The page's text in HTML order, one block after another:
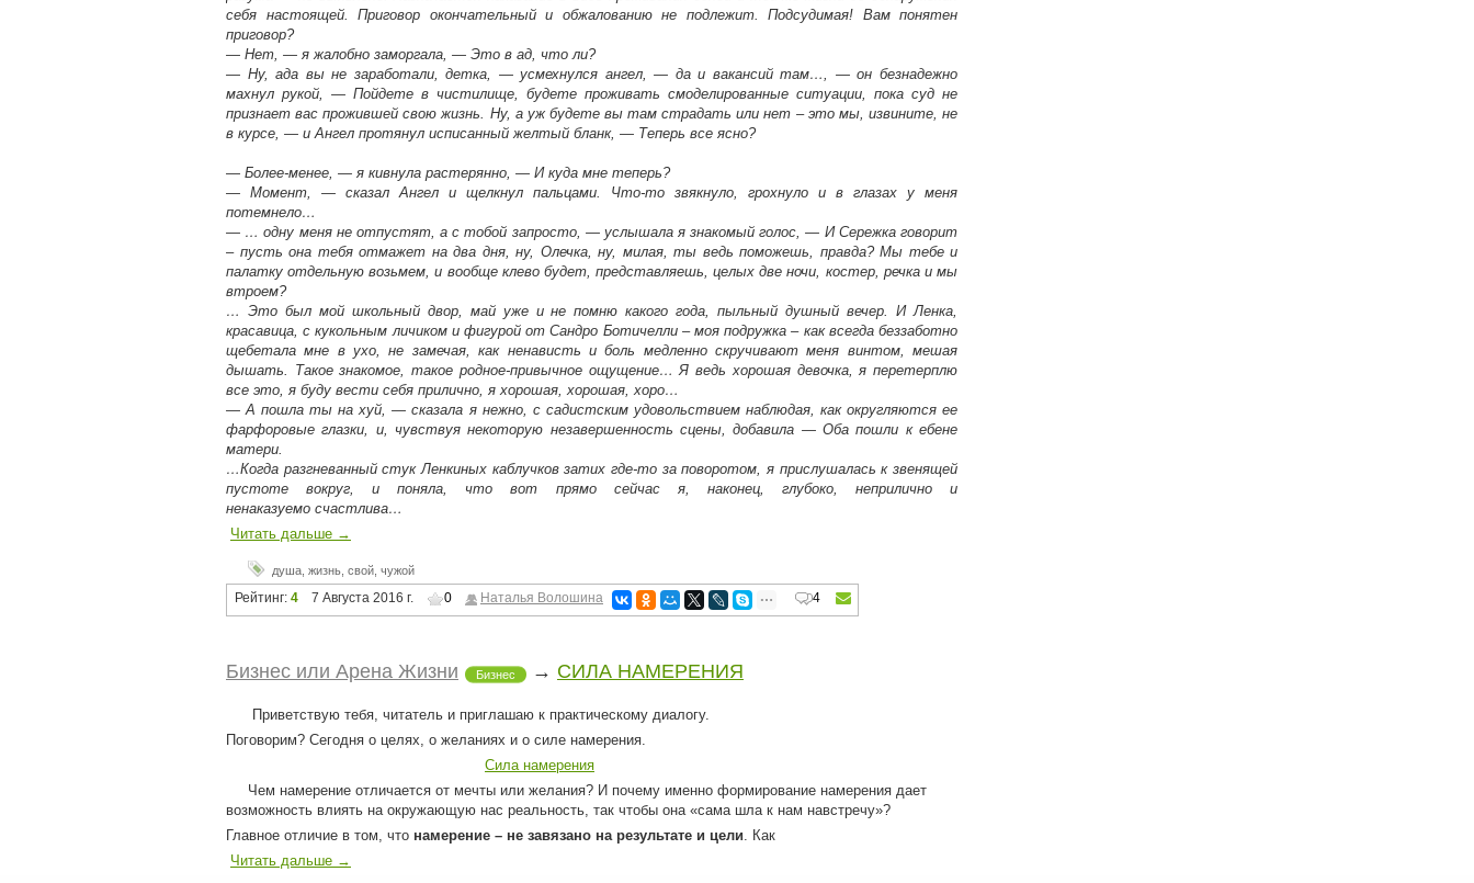
себя настоящей. Приговор окончательный и обжалованию не подлежит. Подсудимая! Вам понятен
приговор?
— Нет, — я жалобно заморгала, — Это в ад, что ли?
— Ну, ада вы не заработали, детка, — усмехнулся ангел, — да и вакансий там…, — он безнадежно
махнул рукой, — Пойдете в чистилище, будете проживать смоделированные ситуации, пока суд не
признает вас прожившей свою жизнь. Ну, а уж будете вы там страдать или нет – это мы, извините, не
в курсе, — и Ангел протянул исписанный желтый бланк, — Теперь все ясно?
— Более-менее, — я кивнула растерянно, — И куда мне теперь?
— Момент, — сказал Ангел и щелкнул пальцами. Что-то звякнуло, грохнуло и в глазах у меня
потемнело…
— … одну меня не отпустят, а с тобой запросто, — услышала я знакомый голос, — И Сережка говорит
– пусть она тебя отмажет на два дня, ну, Олечка, ну, милая, ты ведь поможешь, правда? Мы тебе и
палатку отдельную возьмем, и вообще клево будет, представляешь, целых две ночи, костер, речка и мы
втроем?
… Это был мой школьный двор, май уже и не помню какого года, пыльный душный вечер. И Ленка,
красавица, с кукольным личиком и фигурой от Сандро Ботичелли – моя подружка – как всегда беззаботно
щебетала мне в ухо, не замечая, как ненависть и боль медленно скручивают меня винтом, мешая
дышать. Такое знакомое, такое родное-привычное ощущение… Я ведь хорошая девочка, я перетерплю
все это, я буду вести себя прилично, я хорошая, хорошая, хоро…
— А пошла ты на хуй, — сказала я нежно, с садистским удовольствием наблюдая, как округляются ее
фарфоровые глазки, и, чувствуя некоторую незавершенность сцены, добавила — Оба пошли к ебене
матери.
…Когда разгневанный стук Ленкиных каблучков затих где-то за поворотом, я прислушалась к звенящей
пустоте вокруг, и поняла, что вот прямо сейчас я, наконец, глубоко, неприлично и
ненаказуемо счастлива…
Читать дальше →
душа жизнь свой чужой
Рейтинг: 4 7 Августа 2016 г. 0 Наталья Волошина 4
Бизнес или Арена Жизни Бизнес → СИЛА НАМЕРЕНИЯ
Приветствую тебя, читатель и приглашаю к практическому диалогу.
Поговорим? Сегодня о целях, о желаниях и о силе намерения.
Сила намерения
Чем намерение отличается от мечты или желания? И почему именно формирование намерения дает
возможность влиять на окружающую нас реальность, так чтобы она «сама шла к нам навстречу»?
Главное отличие в том, что намерение – не завязано на результате и цели. Как
Читать дальше →